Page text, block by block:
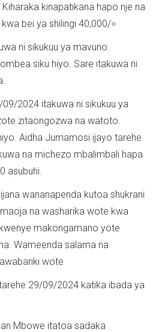
kinapatikana hapo nje na
bei ya shilingi 40,000/=
ni sikukuu ya mavuno.
siku hiyo. Sare itakuwa ni
2024 itakuwa ni sikukuu ya
zitaongozwa na watoto.
Aidha Jumamosi ijayo tarehe
na michezo mbalimbali hapa
asubuhi.
wananapenda kutoa shukrani
na washarika wote kwa
makongamano yote
Wameenda salama na
wote
29/09/2024 katika ibada ya
Mbowe itatoa sadaka